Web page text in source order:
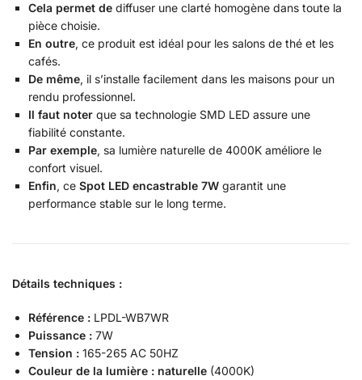
Cela permet de diffuser une clarté homogène dans toute la
pièce choisie.
En outre, ce produit est idéal pour les salons de thé et les
cafés.
De même, il s’installe facilement dans les maisons pour un
rendu professionnel.
Il faut noter que sa technologie SMD LED assure une
fiabilité constante.
Par exemple, sa lumière naturelle de 4000K améliore le
confort visuel.
Enfin, ce Spot LED encastrable 7W garantit une
performance stable sur le long terme.
Détails techniques :
Référence : LPDL-WB7WR
Puissance : 7W
Tension : 165-265 AC 50HZ
Couleur de la lumière : naturelle (4000K)